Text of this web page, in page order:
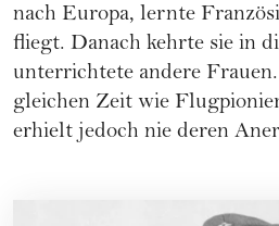
nach Europa, lernte
fliegt. Danach kehrte sie in
unterrichtete andere
gleichen Zeit wie
erhielt jedoch nie deren